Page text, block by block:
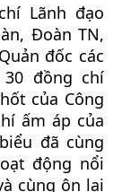
Lãnh đạo
Đoàn TN,
đốc các
đồng chí
của Công
ấm áp của
đã cùng
động nổi
cùng ôn lại